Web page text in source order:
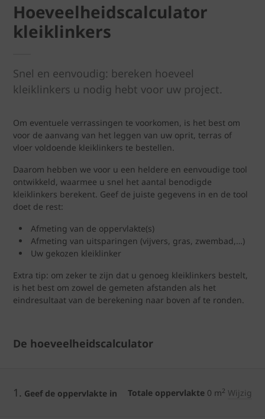
Hoeveelheidscalculator
kleiklinkers
Snel en eenvoudig: bereken hoeveel
kleiklinkers u nodig hebt voor uw project.
Om eventuele verrassingen te voorkomen, is het best om
voor de aanvang van het leggen van uw oprit, terras of
vloer voldoende kleiklinkers te bestellen.
Daarom hebben we voor u een heldere en eenvoudige tool
ontwikkeld, waarmee u snel het aantal benodigde
kleiklinkers berekent. Geef de juiste gegevens in en de tool
doet de rest:
Afmeting van de oppervlakte(s)
Afmeting van uitsparingen (vijvers, gras, zwembad,…)
Uw gekozen kleiklinker
Extra tip: om zeker te zijn dat u genoeg kleiklinkers bestelt,
is het best om zowel de gemeten afstanden als het
eindresultaat van de berekening naar boven af te ronden.
De hoeveelheidscalculator
1. Geef de oppervlakte in Totale oppervlakte 0 m2 Wijzig